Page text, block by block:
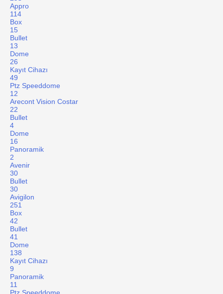
Appro
114
Box
15
Bullet
13
Dome
26
Kayıt Cihazı
49
Ptz Speeddome
12
Arecont Vision Costar
22
Bullet
4
Dome
16
Panoramik
2
Avenir
30
Bullet
30
Avigilon
251
Box
42
Bullet
41
Dome
138
Kayıt Cihazı
9
Panoramik
11